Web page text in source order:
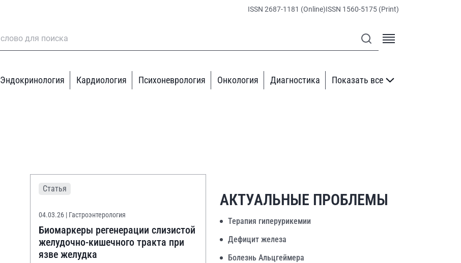
ISSN 2687-1181 (Online)ISSN 1560-5175 (Print)
Эндокринология Кардиология Психоневрология Онкология Диагностика Показать все
Статья
04.03.26 | Гастроэнтерология
Биомаркеры регенерации слизистой
желудочно-кишечного тракта при
язве желудка
АКТУАЛЬНЫЕ ПРОБЛЕМЫ
Терапия гиперурикемии
Дефицит железа
Болезнь Альцгеймера